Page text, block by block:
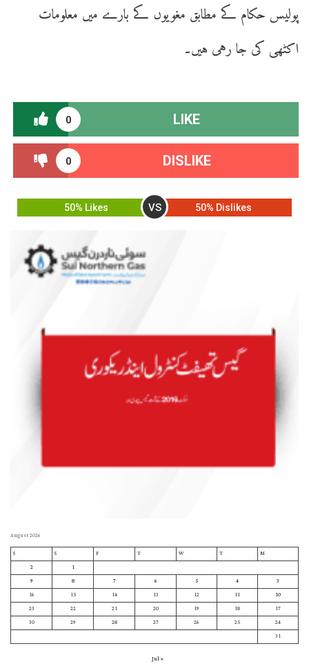
پولیس حکام کے مطابق مغویوں کے بارے میں معلومات
اکٹھی کی جا رہی ہیں۔
0 LIKE
0 DISLIKE
50% Likes VS 50% Dislikes
August 2026
M
T
W
T
F
S
S
1
2
3
4
5
6
7
8
9
10
11
12
13
14
15
16
17
18
19
20
21
22
23
24
25
26
27
28
29
30
31
« Jul